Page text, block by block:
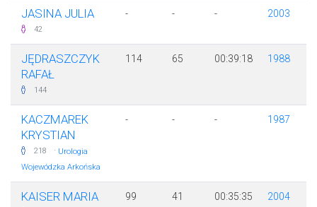
JASINA JULIA
42
- - - 2003
JĘDRASZCZYK
RAFAŁ
144
114 65 00:39:18 1988
KACZMAREK
KRYSTIAN
218 · Urologia
Wojewódzka Arkońska
- - - 1987
KAISER MARIA 99 41 00:35:35 2004